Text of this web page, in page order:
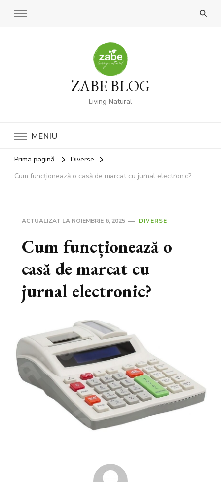
ZABE BLOG
Living Natural
MENIU
Prima pagină
Diverse
Cum funcționează o casă de marcat cu jurnal electronic?
ACTUALIZAT LA NOIEMBRIE 6, 2025 DIVERSE
Cum funcționează o
casă de marcat cu
jurnal electronic?